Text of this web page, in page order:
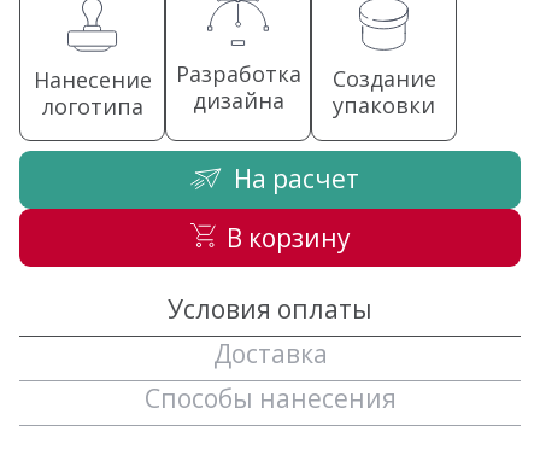
Нанесение
логотипа
Разработка
дизайна
Создание
упаковки
На расчет
В корзину
Условия оплаты
Доставка
Способы нанесения